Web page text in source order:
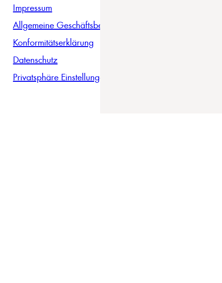
Impressum
Allgemeine Geschäftsbedingungen
Konformitätserklärung
Datenschutz
Privatsphäre Einstellungen